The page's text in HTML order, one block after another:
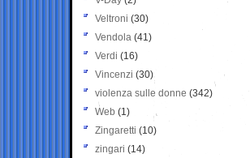
Veltroni (30)
Vendola (41)
Verdi (16)
Vincenzi (30)
violenza sulle donne (342)
Web (1)
Zingaretti (10)
zingari (14)